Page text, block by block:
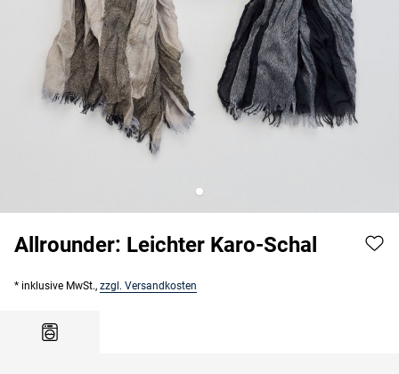
Allrounder: Leichter Karo-Schal
* inklusive MwSt., zzgl. Versandkosten